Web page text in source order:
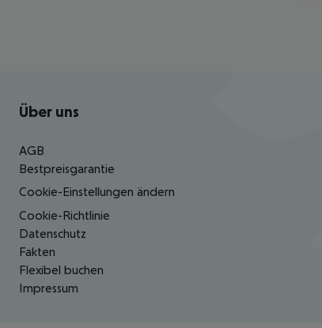
Footer navigation
Über uns
AGB
Bestpreisgarantie
Cookie-Einstellungen ändern
Cookie-Richtlinie
Datenschutz
Fakten
Flexibel buchen
Impressum